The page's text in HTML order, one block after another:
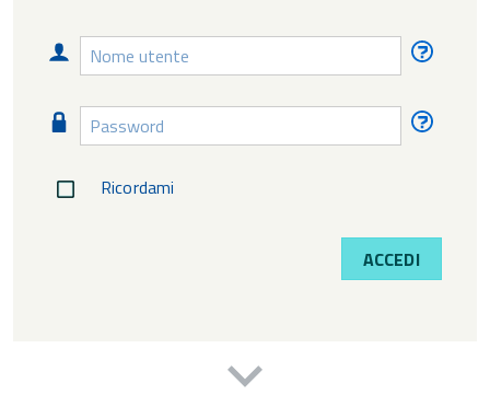
Nome
utente
Password
Ricordami
ACCEDI